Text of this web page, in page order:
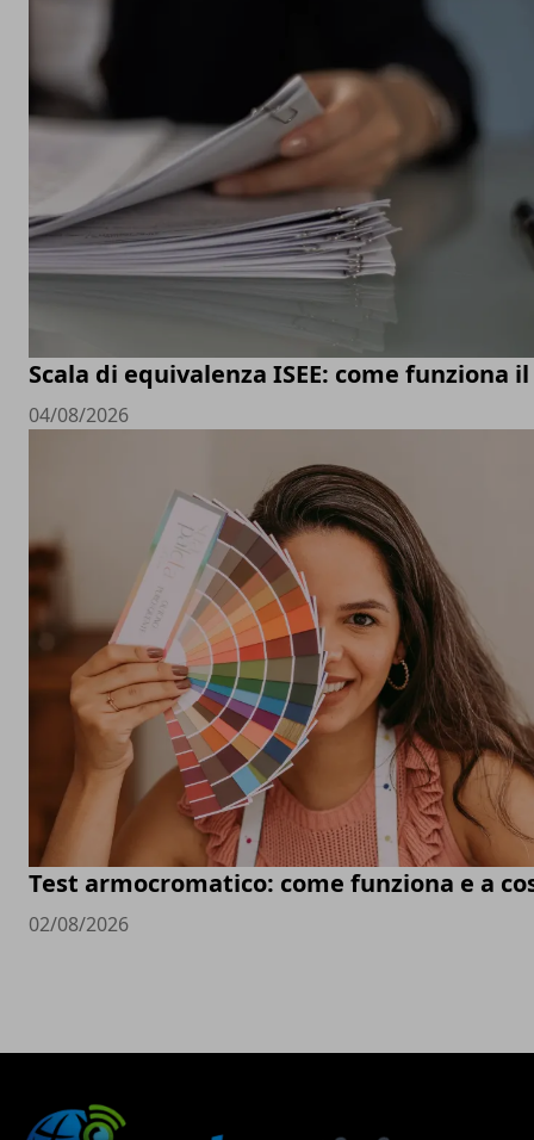
Scala di equivalenza ISEE: come funziona
04/08/2026
Test armocromatico: come funziona e a
02/08/2026